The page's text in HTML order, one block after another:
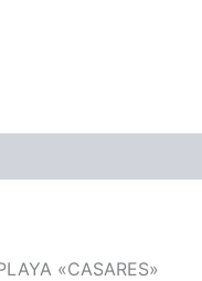
«CASARES»